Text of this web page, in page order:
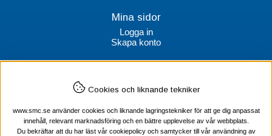
Mina sidor
Logga in
Skapa konto
SMC Stockholms Maskincentral AB
100 64 Stockholm
Tel Verktyg: 08-578 55 230
Cookies och liknande tekniker
www.smc.se använder cookies och liknande lagringstekniker för att ge dig anpassat
innehåll, relevant marknadsföring och en bättre upplevelse av vår webbplats.
Du bekräftar att du har läst vår cookiepolicy och samtycker till vår användning av